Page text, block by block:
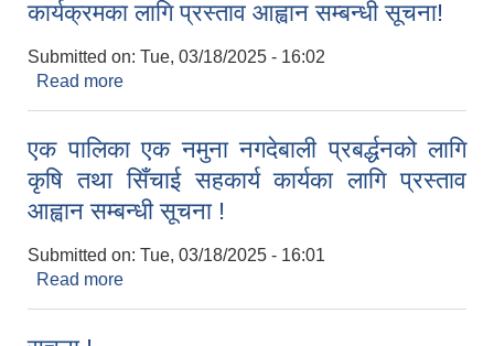
कार्यक्रमका लागि प्रस्ताव आह्वान सम्बन्धी सूचना!
Submitted on: Tue, 03/18/2025 - 16:02
Read more
एक पालिका एक नमुना नगदेबाली प्रबर्द्धनको लागि
कृषि तथा सिँचाई सहकार्य कार्यका लागि प्रस्ताव
आह्वान सम्बन्धी सूचना !
Submitted on: Tue, 03/18/2025 - 16:01
Read more